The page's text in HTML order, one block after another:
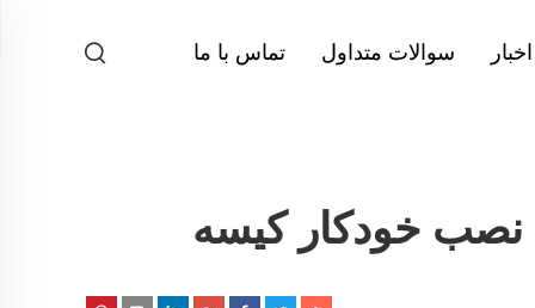
اخبار سوالات متداول تماس با ما
نصب خودکار کیسه